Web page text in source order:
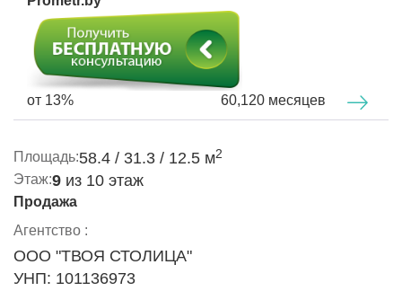
зоопарикмахерская и круглосуточный супермаркет
Гиппо.
Удобное транспортное сообщение с Минском —
автобусы и маршрутки ходят каждые 10 минут,
Эта светлая, современная квартира готова к
проживанию и станет вашим надежным и уютным
домом в гармонии с природой и городским комфортом.
Не упустите шанс — звоните и записывайтесь на
ключи — в день сделки. Ваш новый дом ждет вас!
от 13% 60,120 месяцев
Площадь:58.4 / 31.3 / 12.5 м2
Этаж:9 из 10 этаж
Продажа
Агентство :
ООО "ТВОЯ СТОЛИЦА"
УНП: 101136973